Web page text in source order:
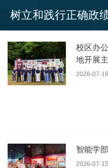
树立和践行正确政
校区办
地开展
2026-07-16
智能学
2026-07-15